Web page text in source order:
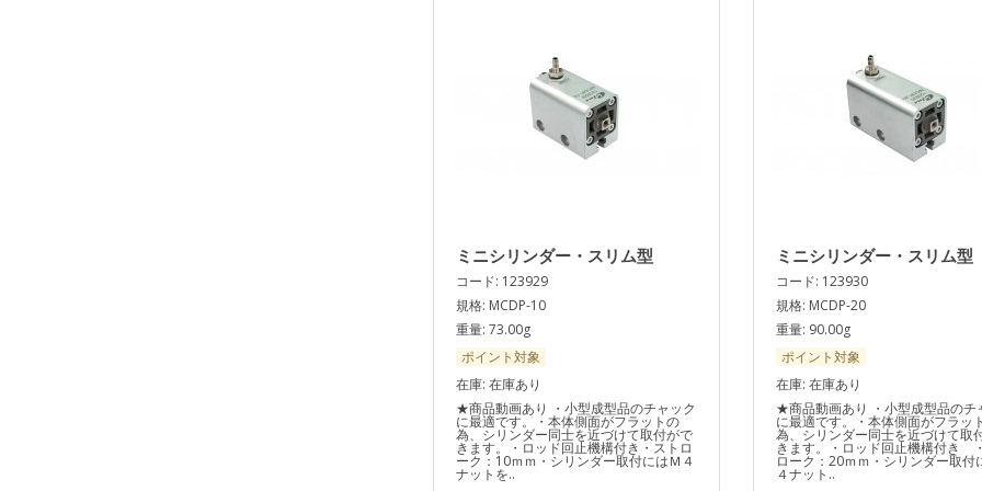
ミニシリンダー・スリム型
コード: 123929
規格: MCDP-10
重量: 73.00g
ポイント対象
在庫: 在庫あり
★商品動画あり ・小型成型品のチャック
に最適です。・本体側面がフラットの
為、シリンダー同士を近づけて取付がで
きます。・ロッド回止機構付き・ストロ
ーク：10ｍｍ・シリンダー取付にはＭ４
ナットを..
ミニシリンダー・スリム型
コード: 123930
規格: MCDP-20
重量: 90.00g
ポイント対象
在庫: 在庫あり
★商品動画あり ・小型成型品のチ
に最適です。・本体側面がフラッ
為、シリンダー同士を近づけて取
きます。・ロッド回止機構付き
ローク：20ｍｍ・シリンダー取付
４ナット..